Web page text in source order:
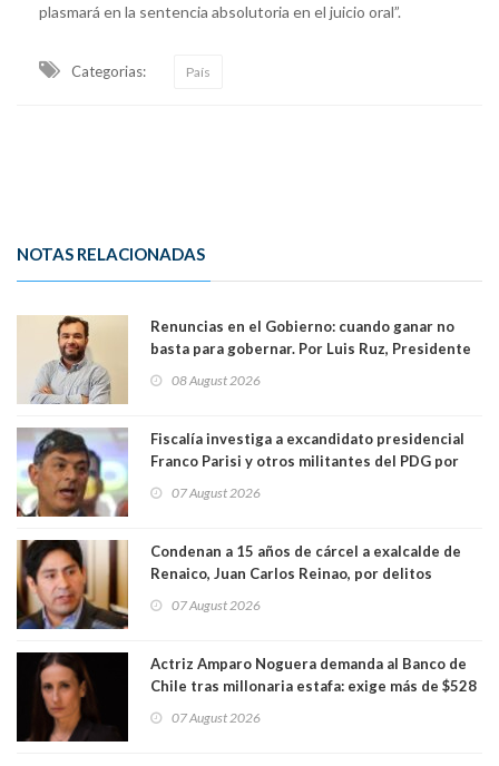
plasmará en la sentencia absolutoria en el juicio oral”.
Categorias: País
NOTAS RELACIONADAS
Renuncias en el Gobierno: cuando ganar no
basta para gobernar. Por Luis Ruz, Presidente
08 August 2026
Fiscalía investiga a excandidato presidencial
Franco Parisi y otros militantes del PDG por
07 August 2026
Condenan a 15 años de cárcel a exalcalde de
Renaico, Juan Carlos Reinao, por delitos
07 August 2026
Actriz Amparo Noguera demanda al Banco de
Chile tras millonaria estafa: exige más de $528
07 August 2026